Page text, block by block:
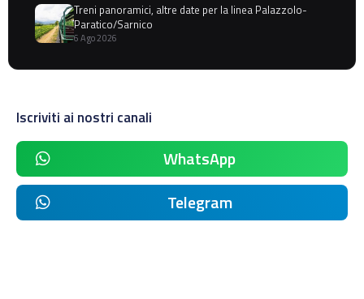
Treni panoramici, altre date per la linea Palazzolo-
Paratico/Sarnico
6 Ago 2026
Iscriviti ai nostri canali
WhatsApp
Telegram